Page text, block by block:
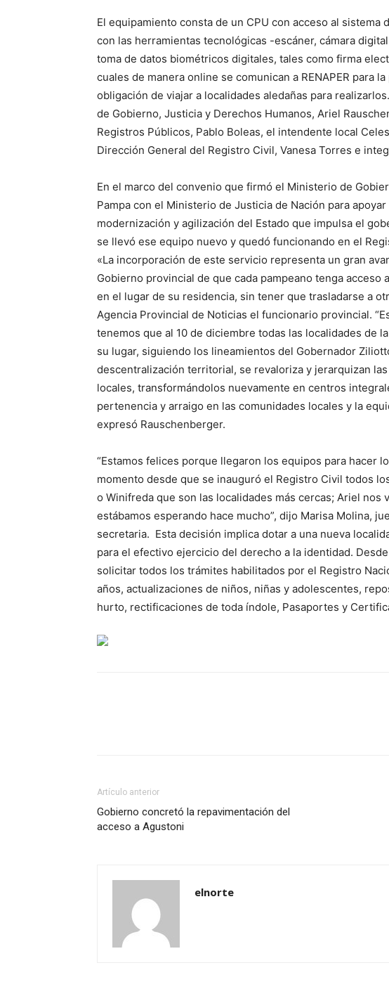
El equipamiento consta de un CPU con acceso al sistema
con las herramientas tecnológicas -escáner, cámara
toma de datos biométricos digitales, tales como firma
cuales de manera online se comunican a RENAPER para
obligación de viajar a localidades aledañas para
de Gobierno, Justicia y Derechos Humanos, Ariel
Registros Públicos, Pablo Boleas, el intendente local
Dirección General del Registro Civil, Vanesa Torres e
En el marco del convenio que firmó el Ministerio de
Pampa con el Ministerio de Justicia de Nación para
modernización y agilización del Estado que impulsa el
se llevó ese equipo nuevo y quedó funcionando en el
«La incorporación de este servicio representa un gran
Gobierno provincial de que cada pampeano tenga
en el lugar de su residencia, sin tener que trasladarse a
Agencia Provincial de Noticias el funcionario provincial.
tenemos que al 10 de diciembre todas las localidades de
su lugar, siguiendo los lineamientos del Gobernador
descentralización territorial, se revaloriza y jerarquizan
locales, transformándolos nuevamente en centros
pertenencia y arraigo en las comunidades locales y la
expresó Rauschenberger.
“Estamos felices porque llegaron los equipos para hacer
momento desde que se inauguró el Registro Civil todos
o Winifreda que son las localidades más cercas; Ariel nos
estábamos esperando hace mucho”, dijo Marisa Molina,
secretaria. Esta decisión implica dotar a una nueva
para el efectivo ejercicio del derecho a la identidad.
solicitar todos los trámites habilitados por el Registro
años, actualizaciones de niños, niñas y adolescentes,
hurto, rectificaciones de toda índole, Pasaportes y
Artículo anterior
Gobierno concretó la repavimentación del
acceso a Agustoni
elnorte